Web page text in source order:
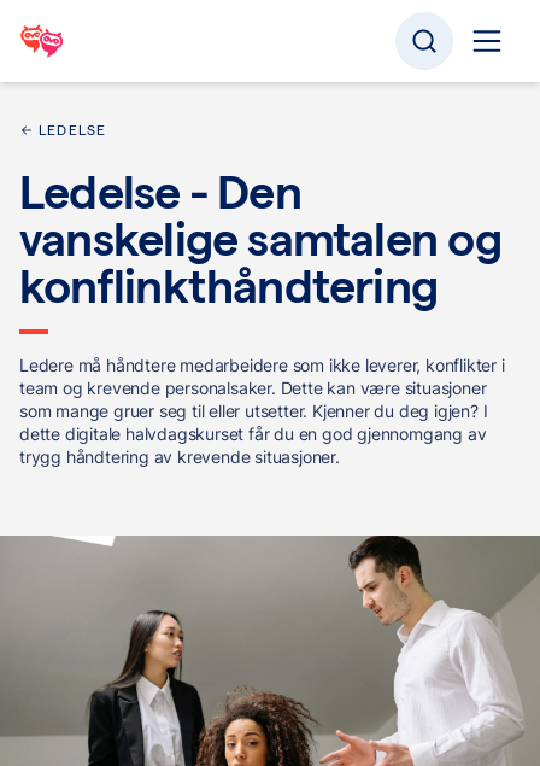
LEDELSE
Ledelse - Den
vanskelige samtalen og
konflinkthåndtering
Ledere må håndtere medarbeidere som ikke leverer, konflikter i
team og krevende personalsaker. Dette kan være situasjoner
som mange gruer seg til eller utsetter. Kjenner du deg igjen? I
dette digitale halvdagskurset får du en god gjennomgang av
trygg håndtering av krevende situasjoner.